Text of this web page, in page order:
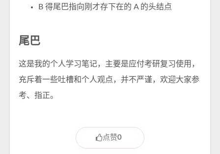
B 得尾巴指向刚才存下在的 A 的头结点
尾巴
这是我的个人学习笔记，主要是应付考研复习使用，
充斥着一些吐槽和个人观点，并不严谨，欢迎大家参
考、指正。
点赞0